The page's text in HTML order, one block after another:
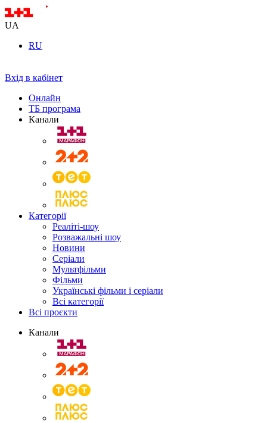
UA
RU
Вхід в кабінет
Онлайн
ТБ програма
Канали
Категорії
Реаліті-шоу
Розважальні шоу
Новини
Серіали
Мультфільми
Фільми
Українські фільми і серіали
Всі категорії
Всі проєкти
Канали